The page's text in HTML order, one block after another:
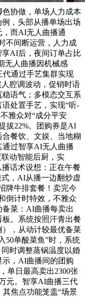
协做，单场人力成本
，头部从播单场出场
而AI无人曲播通
不间断运营，人力成
享AI后，夜间订单占比
无人曲播因机械感
通过手艺集群实现
腔调波动，促销时语
语气；多模态交互系
处置手艺，实现“听-
雅众对“成分平安
拔22%。团购券是AI
餐饮、文娱、当地糊
过智享AI无人曲播
动智能后厨，实
话术设想：正在午餐
，AI从播一边翻炒虚
牌牛排套餐！卖完今
倒计时特效，不雅众
菜：AI曲播每卖出
。系统按照汗青出餐
，从动计较最优备菜
50单酸菜鱼”时，系统
时调整蒸锅温度以婚
，AI曲播间的团购
单日最高卖出2300张
元。智享AI曲播三代
焦点功能笼盖“场景